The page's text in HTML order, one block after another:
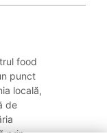
food
punct
locală,
de
prin